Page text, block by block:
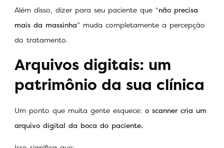
Além disso, dizer para seu paciente que “não precisa
mais da massinha” muda completamente a percepção
do tratamento.
Arquivos digitais: um
patrimônio da sua clínica
Um ponto que muita gente esquece: o scanner cria um
arquivo digital da boca do paciente.